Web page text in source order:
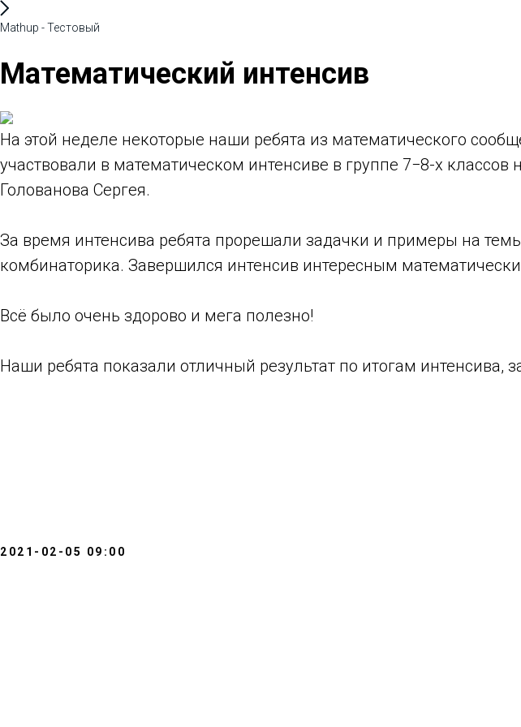
Mathup - Тестовый
Математический интенсив
На этой неделе некоторые наши ребята из математического
участвовали в математическом интенсиве в группе 7−8-х
Голованова Сергея.
За время интенсива ребята прорешали задачки и примеры на
комбинаторика. Завершился интенсив интересным
Всё было очень здорово и мега полезно!
Наши ребята показали отличный результат по итогам интенсива,
2021-02-05 09:00